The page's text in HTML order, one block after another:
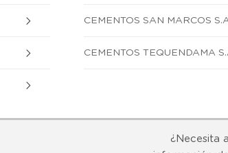
CEMENTOS SAN MARCOS
CEMENTOS TEQUENDAMA
¿Necesita